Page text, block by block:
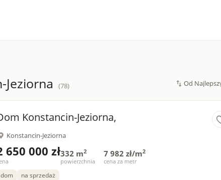
(78)
Konstancin-Jeziorna,
Konstancin-Jeziorna
650 000 zł332 m2
powierzchnia
7 982 zł/m2
cena za metr
dom na sprzedaż